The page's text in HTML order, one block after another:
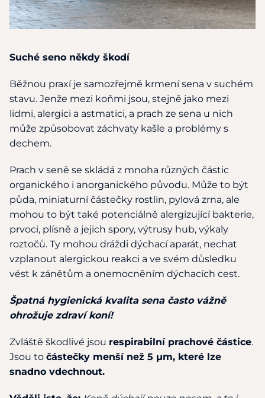
Suché seno někdy škodí
Běžnou praxí je samozřejmě krmení sena v suchém
stavu. Jenže mezi koňmi jsou, stejně jako mezi
lidmi, alergici a astmatici, a prach ze sena u nich
může způsobovat záchvaty kašle a problémy s
dechem.
Prach v seně se skládá z mnoha různých částic
organického i anorganického původu. Může to být
půda, miniaturní částečky rostlin, pylová zrna, ale
mohou to být také potenciálně alergizující bakterie,
prvoci, plísně a jejich spory, výtrusy hub, výkaly
roztočů. Ty mohou dráždi dýchací aparát, nechat
vzplanout alergickou reakci a ve svém důsledku
vést k zánětům a onemocněním dýchacích cest.
Špatná hygienická kvalita sena často vážně
ohrožuje zdraví koní!
Zvláště škodlivé jsou respirabilní prachové částice.
Jsou to částečky menší než 5 µm, které lze
snadno vdechnout.